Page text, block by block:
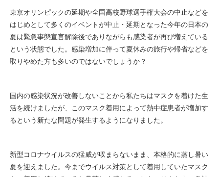
東京オリンピックの延期や全国高校野球選手権大会の中止などを
はじめとして多くのイベントが中止・延期となった今年の日本の
夏は緊急事態宣言解除後でありながらも感染者が再び増えている
という状態でした。感染増加に伴って夏休みの旅行や帰省などを
取りやめた方も多いのではないでしょうか？
国内の感染状況が改善しないことから私たちはマスクを着けた生
活を続けましたが、このマスク着用によって熱中症患者が増加す
るという新たな問題が発生するようになりました。
新型コロナウイルスの猛威が収まらないまま、本格的に蒸し暑い
夏を迎えました。今までウイルス対策として着用していたマスク